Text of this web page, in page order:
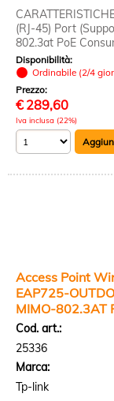
(RJ-45) Port
802.3at PoE
Disponibilità:
Ordinabile (2/4
Prezzo:
€ 289,60
Iva inclusa (22%)
Access Point
EAP725-
MIMO-802.3AT
Cod. art.:
25336
Marca:
Tp-link